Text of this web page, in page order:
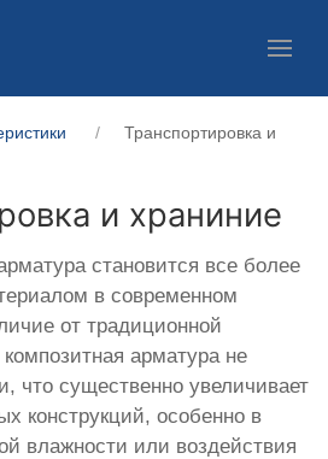
Транспортировка и
и храниние
становится все более
в современном
от традиционной
арматура не
что существенно увеличивает
конструкций, особенно в
влажности или воздействия